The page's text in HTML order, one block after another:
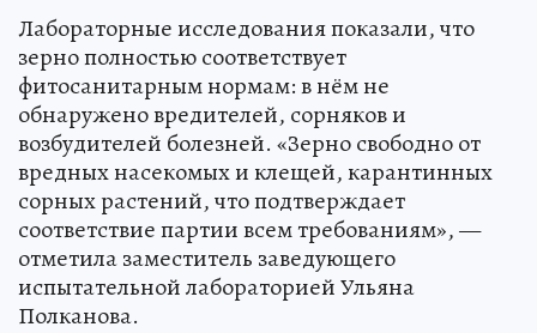
Лабораторные исследования показали, что
зерно полностью соответствует
фитосанитарным нормам: в нём не
обнаружено вредителей, сорняков и
возбудителей болезней. «Зерно свободно от
вредных насекомых и клещей, карантинных
сорных растений, что подтверждает
соответствие партии всем требованиям», —
отметила заместитель заведующего
испытательной лабораторией Ульяна
Полканова.